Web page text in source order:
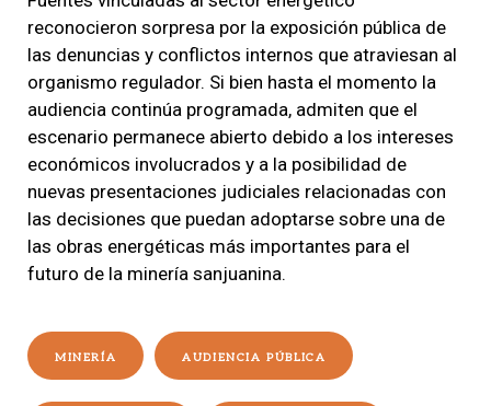
reconocieron sorpresa por la exposición pública de
las denuncias y conflictos internos que atraviesan al
organismo regulador. Si bien hasta el momento la
audiencia continúa programada, admiten que el
escenario permanece abierto debido a los intereses
económicos involucrados y a la posibilidad de
nuevas presentaciones judiciales relacionadas con
las decisiones que puedan adoptarse sobre una de
las obras energéticas más importantes para el
futuro de la minería sanjuanina.
MINERÍA AUDIENCIA PÚBLICA